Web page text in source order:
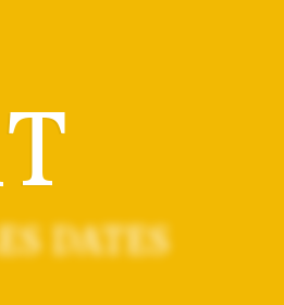
DATES